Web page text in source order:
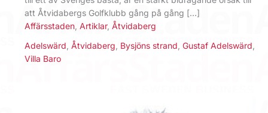
att Åtvidabergs Golfklubb gång på gång […]
Affärsstaden Artiklar, Åtvidaberg
Adelswärd Åtvidaberg Bysjöns strand Gustaf Adelswärd
Villa Baro